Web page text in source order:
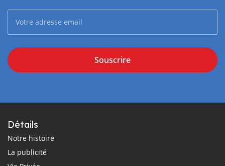
Souscrire
Détails
Notre histoire
La publicité